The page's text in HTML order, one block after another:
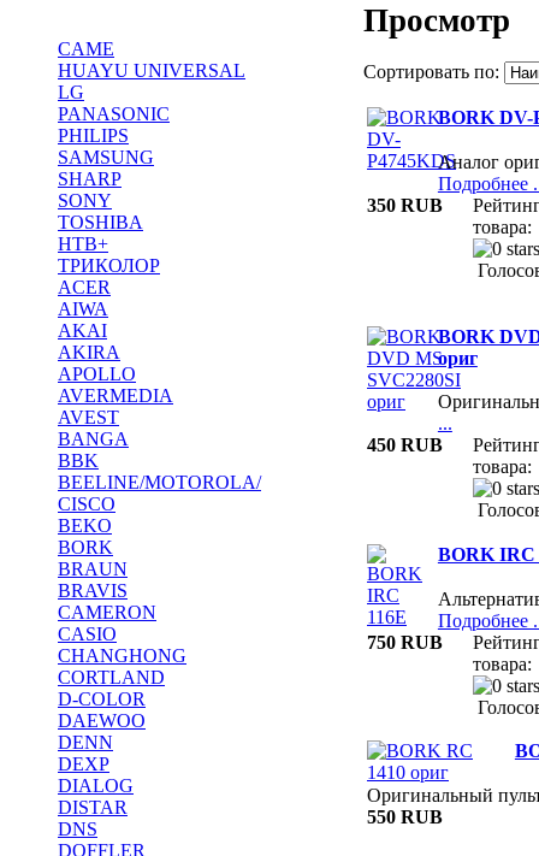
CAME
HUAYU UNIVERSAL
LG
PANASONIC
PHILIPS
SAMSUNG
SHARP
SONY
TOSHIBA
НТВ+
ТРИКОЛОР
ACER
AIWA
AKAI
AKIRA
APOLLO
AVERMEDIA
AVEST
BANGA
BBK
BEELINE/MOTOROLA/
CISCO
BEKO
BORK
BRAUN
BRAVIS
CAMERON
CASIO
CHANGHONG
CORTLAND
D-COLOR
DAEWOO
DENN
DEXP
DIALOG
DISTAR
DNS
DOFFLER
Просмотр
Сортировать по:
BORK DV-
Аналог
Подробнее
350 RUB
товара:
BORK
ориг
...
450 RUB
товара:
BORK IRC
Подробнее
750 RUB
товара:
Оригинальный
550 RUB